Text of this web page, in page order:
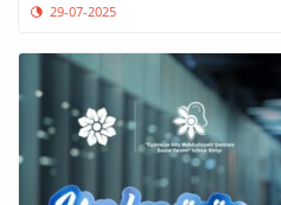
29-07-2025